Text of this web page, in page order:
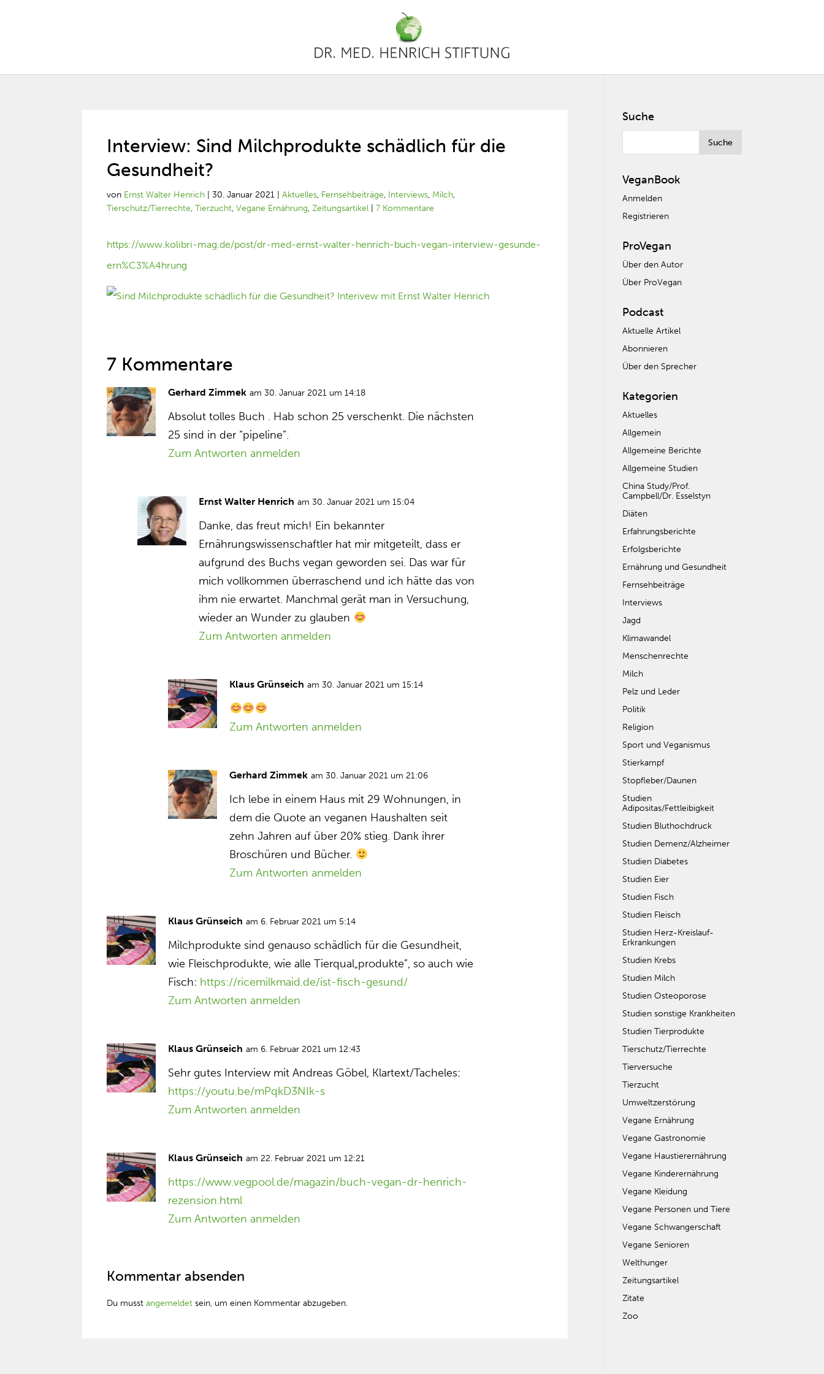
Interview: Sind Milchprodukte schädlich für die
Gesundheit?
von Ernst Walter Henrich |30. Januar 2021 |Aktuelles, Fernsehbeiträge, Interviews, Milch,
Tierschutz/Tierrechte,Tierzucht,Vegane Ernährung,Zeitungsartikel |7 Kommentare
https://www.kolibri-mag.de/post/dr-med-ernst-walter-henrich-buch-vegan-interview-gesunde-
ern%C3%A4hrung
7 Kommentare
Gerhard Zimmek am 30. Januar 2021 um 14:18
Absolut tolles Buch . Hab schon 25 verschenkt. Die nächsten
25 sind in der “pipeline”.
Zum Antworten anmelden
Ernst Walter Henrich am 30. Januar 2021 um 15:04
Danke, das freut mich! Ein bekannter
Ernährungswissenschaftler hat mir mitgeteilt, dass er
aufgrund des Buchs vegan geworden sei. Das war für
mich vollkommen überraschend und ich hätte das von
ihm nie erwartet. Manchmal gerät man in Versuchung,
wieder an Wunder zu glauben
Zum Antworten anmelden
Klaus Grünseich am 30. Januar 2021 um 15:14
Zum Antworten anmelden
Gerhard Zimmek am 30. Januar 2021 um 21:06
Ich lebe in einem Haus mit 29 Wohnungen, in
dem die Quote an veganen Haushalten seit
zehn Jahren auf über 20% stieg. Dank ihrer
Broschüren und Bücher.
Zum Antworten anmelden
Klaus Grünseich am 6. Februar 2021 um 5:14
Milchprodukte sind genauso schädlich für die Gesundheit,
wie Fleischprodukte, wie alle Tierqual„produkte”, so auch wie
Fisch: https://ricemilkmaid.de/ist-fisch-gesund/
Zum Antworten anmelden
Klaus Grünseich am 6. Februar 2021 um 12:43
Sehr gutes Interview mit Andreas Göbel, Klartext/Tacheles:
https://youtu.be/mPqkD3NIk-s
Zum Antworten anmelden
Klaus Grünseich am 22. Februar 2021 um 12:21
https://www.vegpool.de/magazin/buch-vegan-dr-henrich-
rezension.html
Zum Antworten anmelden
Kommentar absenden
Du musstangemeldet sein, um einen Kommentar abzugeben.
Suche
VeganBook
Anmelden
Registrieren
ProVegan
Über den Autor
Über ProVegan
Podcast
Aktuelle Artikel
Abonnieren
Über den Sprecher
Kategorien
Aktuelles
Allgemein
Allgemeine Berichte
Allgemeine Studien
China Study/Prof.
Campbell/Dr. Esselstyn
Diäten
Erfahrungsberichte
Erfolgsberichte
Ernährung und Gesundheit
Fernsehbeiträge
Interviews
Jagd
Klimawandel
Menschenrechte
Milch
Pelz und Leder
Politik
Religion
Sport und Veganismus
Stierkampf
Stopfleber/Daunen
Studien
Adipositas/Fettleibigkeit
Studien Bluthochdruck
Studien Demenz/Alzheimer
Studien Diabetes
Studien Eier
Studien Fisch
Studien Fleisch
Studien Herz-Kreislauf-
Erkrankungen
Studien Krebs
Studien Milch
Studien Osteoporose
Studien sonstige Krankheiten
Studien Tierprodukte
Tierschutz/Tierrechte
Tierversuche
Tierzucht
Umweltzerstörung
Vegane Ernährung
Vegane Gastronomie
Vegane Haustierernährung
Vegane Kinderernährung
Vegane Kleidung
Vegane Personen und Tiere
Vegane Schwangerschaft
Vegane Senioren
Welthunger
Zeitungsartikel
Zitate
Zoo